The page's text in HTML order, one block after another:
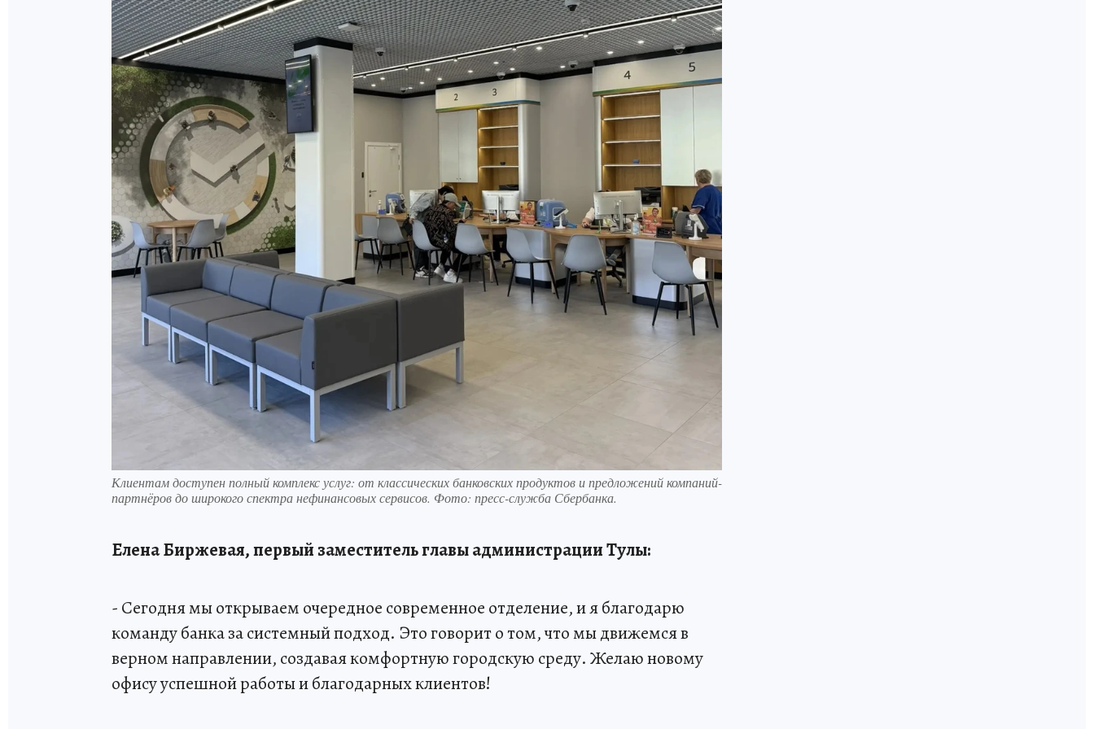
Клиентам доступен полный комплекс услуг: от классических банковских продуктов и предложений компаний-
партнёров до широкого спектра нефинансовых сервисов. Фото: пресс-служба Сбербанка.
Елена Биржевая, первый заместитель главы администрации Тулы:
- Сегодня мы открываем очередное современное отделение, и я благодарю
команду банка за системный подход. Это говорит о том, что мы движемся в
верном направлении, создавая комфортную городскую среду. Желаю новому
офису успешной работы и благодарных клиентов!